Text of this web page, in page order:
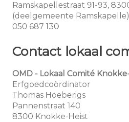
Ramskapellestraat 91-93,
(deelgemeente Ramskapelle)
050 687 130
Contact lokaal
OMD - Lokaal Comité
Erfgoedcoördinator
Thomas Hoeberigs
Pannenstraat 140
8300 Knokke-Heist